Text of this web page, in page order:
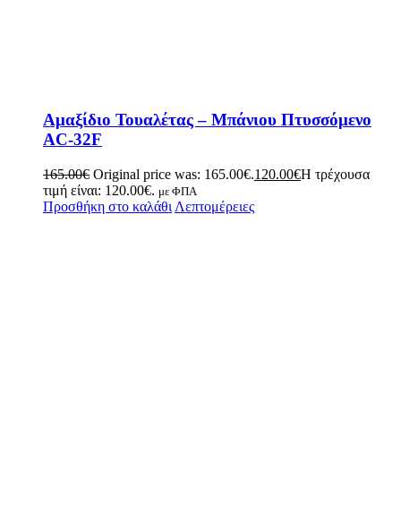
Αμαξίδιο Τουαλέτας – Μπάνιου Πτυσσόμενο
AC-32F
165.00€ Original price was: 165.00€.120.00€Η τρέχουσα
τιμή είναι: 120.00€. με ΦΠΑ
Προσθήκη στο καλάθι Λεπτομέρειες